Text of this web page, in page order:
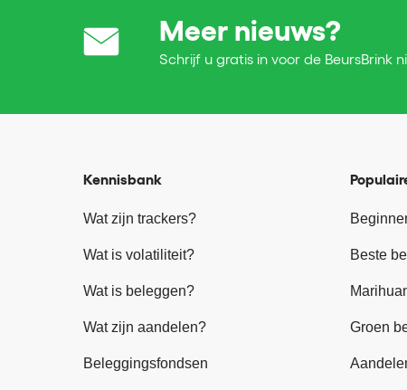
Meer nieuws?
Schrijf u gratis in voor de BeursBrink
Kennisbank
Wat zijn trackers?
Wat is volatiliteit?
Wat is beleggen?
Wat zijn aandelen?
Beleggingsfondsen
Beste
Groen